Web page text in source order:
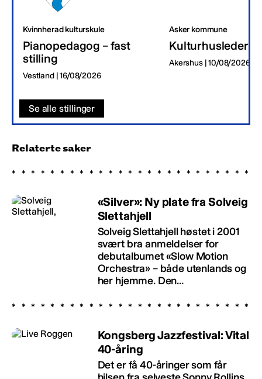
Kvinnherad kulturskule
Pianopedagog – fast
stilling
Vestland | 16/08/2026
Asker kommune
Kulturhusleder
Akershus | 10/08/2026
Se alle stillinger
Relaterte saker
«Silver»: Ny plate fra Solveig
Slettahjell
Solveig Slettahjell høstet i 2001
svært bra anmeldelser for
debutalbumet «Slow Motion
Orchestra» – både utenlands og
her hjemme. Den...
Kongsberg Jazzfestival: Vital
40-åring
Det er få 40-åringer som får